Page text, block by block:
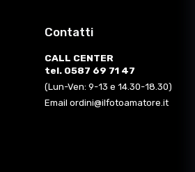
Contatti
CALL CENTER
tel. 0587 69 71 47
(Lun-Ven: 9-13 e 14.30-18.30)
Email ordini@ilfotoamatore.it